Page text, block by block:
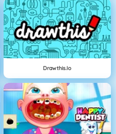
Drawthis.io